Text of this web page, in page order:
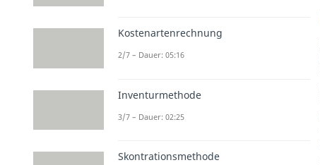
Kostenartenrechnung
2/7 – Dauer: 05:16
Inventurmethode
3/7 – Dauer: 02:25
Skontrationsmethode